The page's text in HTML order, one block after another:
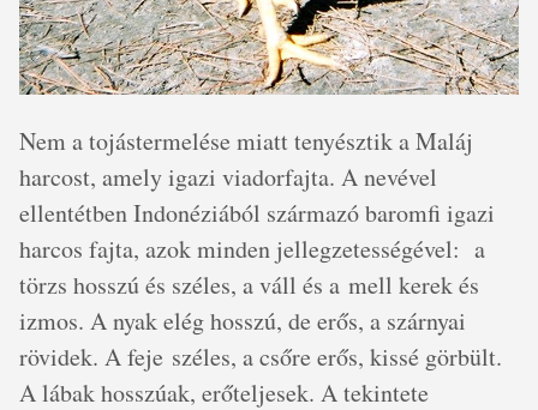
Nem a tojástermelése miatt tenyésztik a Maláj
harcost, amely igazi viadorfajta. A nevével
ellentétben Indonéziából származó baromfi igazi
harcos fajta, azok minden jellegzetességével: a
törzs hosszú és széles, a váll és a mell kerek és
izmos. A nyak elég hosszú, de erős, a szárnyai
rövidek. A feje széles, a csőre erős, kissé görbült.
A lábak hosszúak, erőteljesek. A tekintete